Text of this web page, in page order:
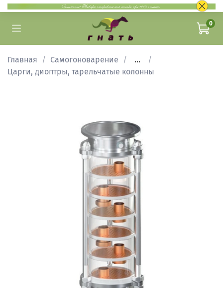
0
Главная Самогоноварение
...
Царги, диоптры, тарельчатые колонны